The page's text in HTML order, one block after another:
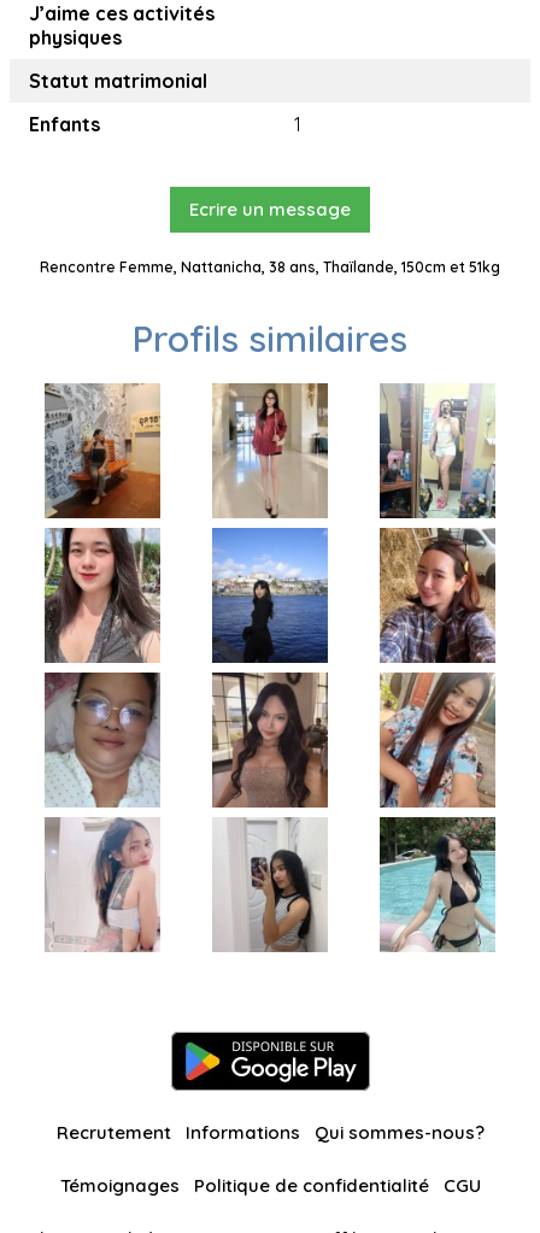
J’aime ces activités
physiques
Statut matrimonial
Enfants
1
Ecrire un message
Rencontre Femme, Nattanicha, 38 ans, Thaïlande, 150cm et 51kg
Profils similaires
Recrutement Informations Qui sommes-nous?
Témoignages Politique de confidentialité CGU